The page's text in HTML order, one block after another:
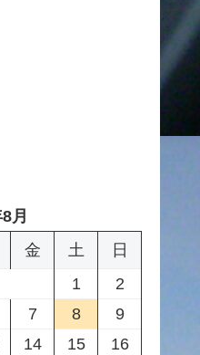
月
金 土
日
1
2
7 8
9
14 15
16